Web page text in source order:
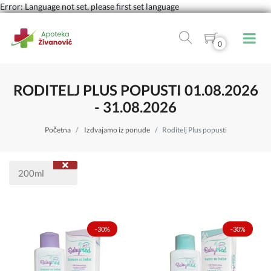
Error: Language not set, please first set language
0
RODITELJ PLUS POPUSTI 01.08.2026
- 31.08.2026
Početna Izdvajamo iz ponude Roditelj Plus popusti
200ml
-30% -30%